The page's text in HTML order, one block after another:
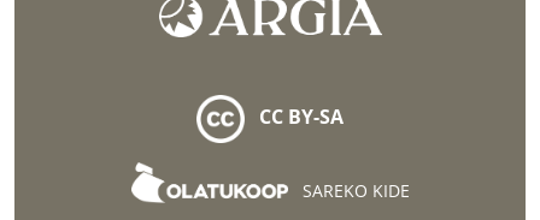
CC BY-SA
SAREKO KIDE